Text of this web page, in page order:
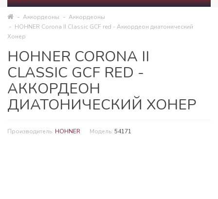
Аккордеоны
Аккордеоны
HOHNER Corona II Classic GCF red - Аккордеон диатонический
Хонер
HOHNER CORONA II
CLASSIC GCF RED -
АККОРДЕОН
ДИАТОНИЧЕСКИЙ ХОНЕР
Производитель: HOHNER Модель: 54171